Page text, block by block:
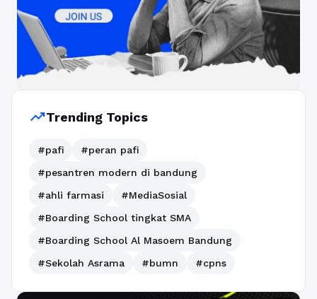
trending_upTrending Topics
#pafi
#peran pafi
#pesantren modern di bandung
#ahli farmasi
#MediaSosial
#Boarding School tingkat SMA
#Boarding School Al Masoem Bandung
#Sekolah Asrama
#bumn #cpns